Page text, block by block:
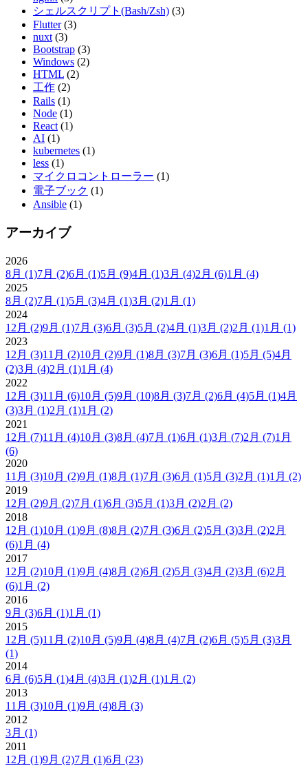
シェルスクリプト(Bash/Zsh) (3)
Flutter (3)
nuxt (3)
Bootstrap (3)
Windows (2)
HTML (2)
工作 (2)
Rails (1)
Node (1)
React (1)
AI (1)
kubernetes (1)
less (1)
マイクロコントローラー (1)
電子ブック (1)
Ansible (1)
アーカイブ
2026
8月 (1)7月 (2)6月 (1)5月 (9)4月 (1)3月 (4)2月 (6)1月 (4)
2025
8月 (2)7月 (1)5月 (3)4月 (1)3月 (2)1月 (1)
2024
12月 (2)9月 (1)7月 (3)6月 (3)5月 (2)4月 (1)3月 (2)2月 (1)1月 (1)
2023
12月 (3)11月 (2)10月 (2)9月 (1)8月 (3)7月 (3)6月 (1)5月 (5)4月
(2)3月 (4)2月 (1)1月 (4)
2022
12月 (3)11月 (6)10月 (5)9月 (10)8月 (3)7月 (2)6月 (4)5月 (1)4月
(3)3月 (1)2月 (1)1月 (2)
2021
12月 (7)11月 (4)10月 (3)8月 (4)7月 (1)6月 (1)3月 (7)2月 (7)1月
(6)
2020
11月 (3)10月 (2)9月 (1)8月 (1)7月 (3)6月 (1)5月 (3)2月 (1)1月 (2)
2019
12月 (2)9月 (2)7月 (1)6月 (3)5月 (1)3月 (2)2月 (2)
2018
12月 (1)10月 (1)9月 (8)8月 (2)7月 (3)6月 (2)5月 (3)3月 (2)2月
(6)1月 (4)
2017
12月 (2)10月 (1)9月 (4)8月 (2)6月 (2)5月 (3)4月 (2)3月 (6)2月
(6)1月 (2)
2016
9月 (3)6月 (1)1月 (1)
2015
12月 (5)11月 (2)10月 (5)9月 (4)8月 (4)7月 (2)6月 (5)5月 (3)3月
(1)
2014
6月 (6)5月 (1)4月 (4)3月 (1)2月 (1)1月 (2)
2013
11月 (3)10月 (1)9月 (4)8月 (3)
2012
3月 (1)
2011
12月 (1)9月 (2)7月 (1)6月 (23)